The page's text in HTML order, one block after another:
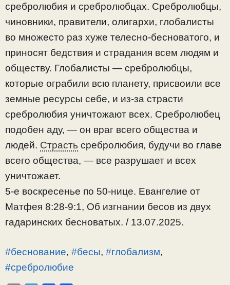
сребролюбия и сребролюбцах. Сребролюбцы,
чиновники, правители, олигархи, глобалисты
во множесто раз хуже телесно-бесноватого, и
приносят бедствия и страдания всем людям и
обществу. Глобалисты — сребролюбцы,
которые ограбили всю планету, присвоили все
земные ресурсы себе, и из-за страсти
сребролюбия уничтожают всех. Сребролюбец
подобен аду, — он враг всего общества и
людей. Страсть сребролюбия, будучи во главе
всего общества, — все разрушает и всех
уничтожает.
5-е воскресенье по 50-нице. Евангелие от
Матфея 8:28-9:1, Об изгнании бесов из двух
гадаринских бесноватых. / 13.07.2025.
#беснование, #бесы, #глобализм,
#сребролюбие